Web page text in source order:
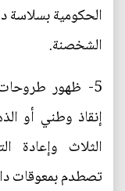
الحكومية بسلاسة
الشخصنة.
5- ظهور
إنقاذ وطني أو
الثلاث وإعادة
تصطدم بمعوقات